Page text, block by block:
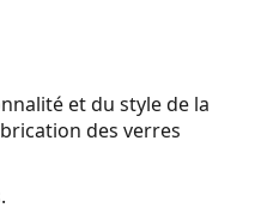
et du style de la
des verres